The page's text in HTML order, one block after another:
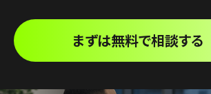
まずは無料で相談する